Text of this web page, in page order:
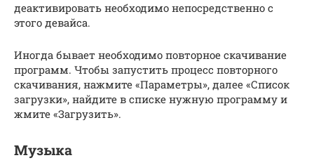
деактивировать необходимо непосредственно с
этого девайса.
Иногда бывает необходимо повторное скачивание
программ. Чтобы запустить процесс повторного
скачивания, нажмите «Параметры», далее «Список
загрузки», найдите в списке нужную программу и
жмите «Загрузить».
Музыка